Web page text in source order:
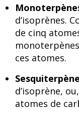
d’isoprènes.
de cinq
ces atomes.
d’isoprène,
atomes de